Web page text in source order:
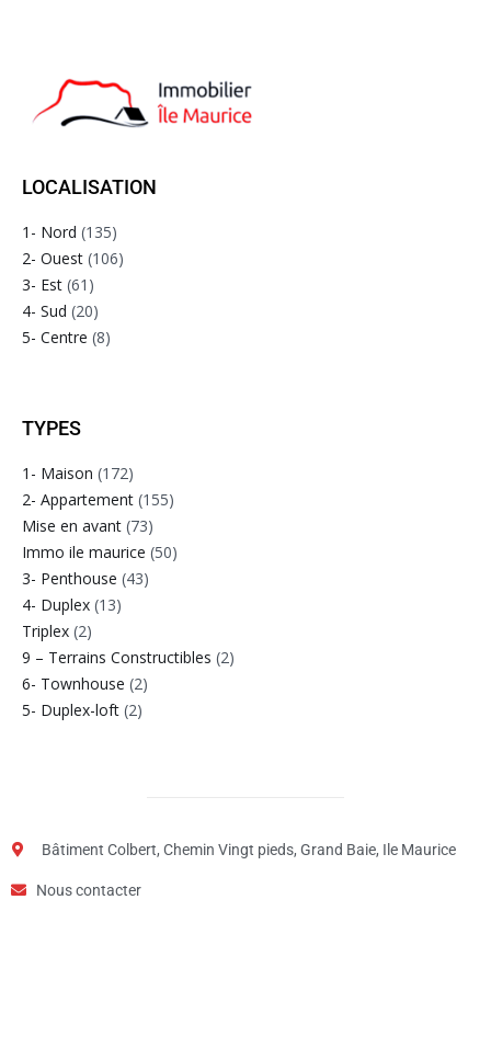
LOCALISATION
1- Nord (135)
2- Ouest (106)
3- Est (61)
4- Sud (20)
5- Centre (8)
TYPES
1- Maison (172)
2- Appartement (155)
Mise en avant (73)
Immo ile maurice (50)
3- Penthouse (43)
4- Duplex (13)
Triplex (2)
9 – Terrains Constructibles (2)
6- Townhouse (2)
5- Duplex-loft (2)
Bâtiment Colbert, Chemin Vingt pieds, Grand Baie, Ile Maurice
Nous contacter